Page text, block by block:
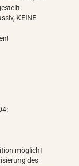
KEINE
möglich!
des